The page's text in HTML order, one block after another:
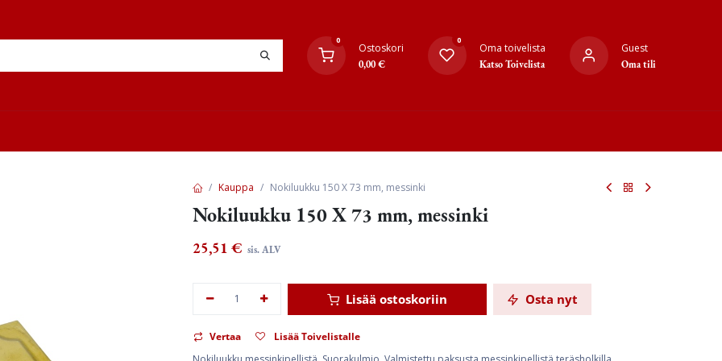
0
Ostoskori
0,00€
0
Oma toivelista
Katso Toivelista
Guest
Oma tili
Kauppa Nokiluukku 150 X 73 mm, messinki
Nokiluukku 150 X 73 mm, messinki
25,51 € sis. ALV
Lisää ostoskoriin Osta nyt
Vertaa
Lisää Toivelistalle